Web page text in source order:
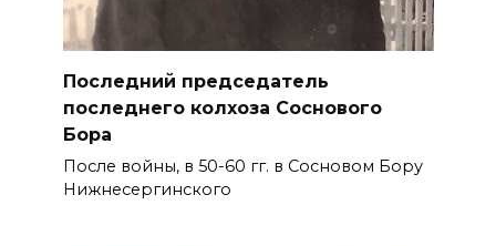
Последний председатель
последнего колхоза Соснового
Бора
После войны, в 50-60 гг. в Сосновом Бору
Нижнесергинского